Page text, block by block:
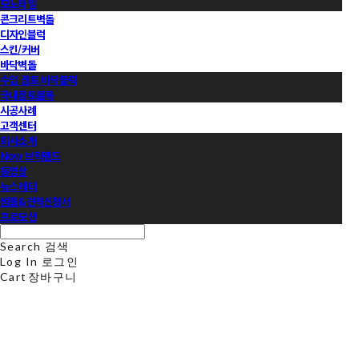
모노타일
콘크리트벽돌
디자인블럭
스킨/커버
바닥벽돌
수입 점토 바닥블럭
국내점토블록
시공사례
고객센터
회사소개
Now 브릭랜드
동영상
뉴스레터
샘플&견적신청서
프로모션
Search 검색
Log In 로그인
Cart 장바구니